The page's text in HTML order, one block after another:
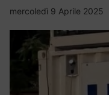
mercoledì 9 Aprile 2025